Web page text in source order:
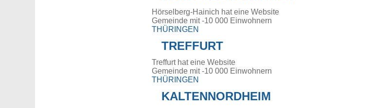
Hörselberg-Hainich hat eine Website
Gemeinde mit -10 000 Einwohnern
THÜRINGEN
TREFFURT
Treffurt hat eine Website
Gemeinde mit -10 000 Einwohnern
THÜRINGEN
KALTENNORDHEIM